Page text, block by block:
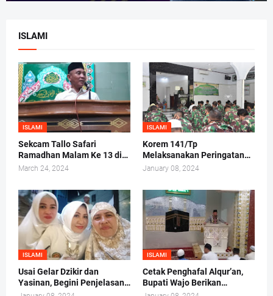
ISLAMI
ISLAMI
Sekcam Tallo Safari
Ramadhan Malam Ke 13 di
Mesjid Darul Ma'arif,
March 24, 2024
ISLAMI
Korem 141/Tp
Melaksanakan Peringatan
Maulid Nabi Muhammad
January 08, 2024
ISLAMI
Usai Gelar Dzikir dan
Yasinan, Begini Penjelasan
Andi Irma Mappanyukki
ISLAMI
Cetak Penghafal Alqur’an,
Bupati Wajo Berikan
Bantuan Buku At-Taisir